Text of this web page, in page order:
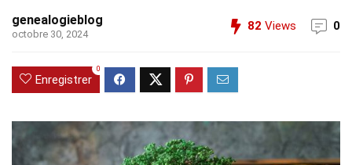
genealogieblog
octobre 30, 2024
82 Views 0
Enregistrer
0